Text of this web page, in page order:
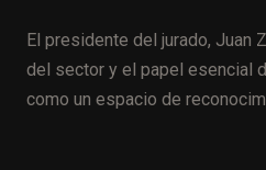
El presidente del jurado, Juan
del sector y el papel esencial
como un espacio de